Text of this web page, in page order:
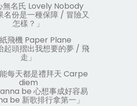
無名氏 Lovely Nobody
名份是一種保障 / 冒險又
怎樣？」
紙飛機 Paper Plane
起頭摺出我想要的夢 / 飛
走」
每天都是禮拜天 Carpe
diem
be 心想事成好容易
be 新歌排行拿第一」